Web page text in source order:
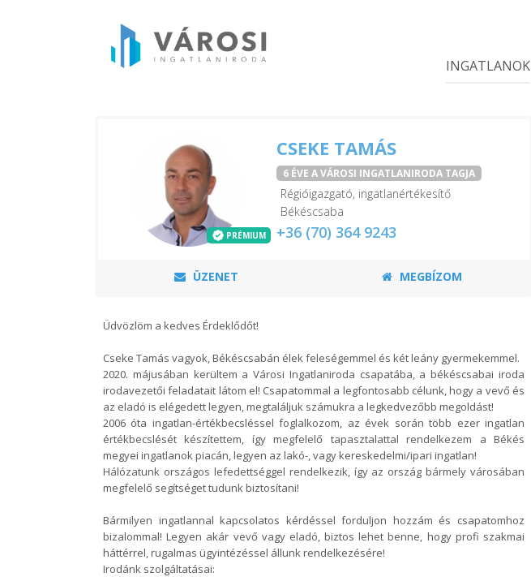
INGATLANOK
PRÉMIUM
CSEKE TAMÁS
6 ÉVE A VÁROSI INGATLANIRODA TAGJA
Régióigazgató, ingatlanértékesítő
Békéscsaba
+36 (70) 364 9243
ÜZENET MEGBÍZOM
Üdvözlöm a kedves Érdeklődőt!
Cseke Tamás vagyok, Békéscsabán élek feleségemmel és két leány gyermekemmel.
2020. májusában kerültem a Városi Ingatlaniroda csapatába, a békéscsabai iroda
irodavezetői feladatait látom el! Csapatommal a legfontosabb célunk, hogy a vevő és
az eladó is elégedett legyen, megtaláljuk számukra a legkedvezőbb megoldást!
2006 óta ingatlan-értékbecsléssel foglalkozom, az évek során több ezer ingatlan
értékbecslését készítettem, így megfelelő tapasztalattal rendelkezem a Békés
megyei ingatlanok piacán, legyen az lakó-, vagy kereskedelmi/ipari ingatlan!
Hálózatunk országos lefedettséggel rendelkezik, így az ország bármely városában
megfelelő segítséget tudunk biztosítani!
Bármilyen ingatlannal kapcsolatos kérdéssel forduljon hozzám és csapatomhoz
bizalommal! Legyen akár vevő vagy eladó, biztos lehet benne, hogy profi szakmai
háttérrel, rugalmas ügyintézéssel állunk rendelkezésére!
Irodánk szolgáltatásai: